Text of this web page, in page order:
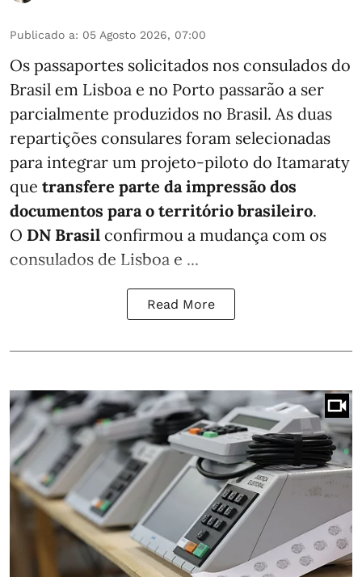
Publicado a: 05 Agosto 2026, 07:00
Os passaportes solicitados nos consulados do
Brasil em Lisboa e no Porto passarão a ser
parcialmente produzidos no Brasil. As duas
repartições consulares foram selecionadas
para integrar um projeto-piloto do Itamaraty
que transfere parte da impressão dos
documentos para o território brasileiro.
O DN Brasil confirmou a mudança com os
consulados de Lisboa e ...
Read More